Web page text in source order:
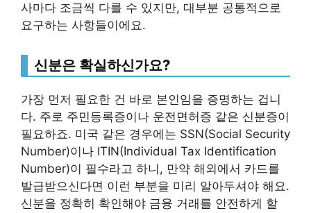
사마다 조금씩 다를 수 있지만, 대부분 공통적으로
요구하는 사항들이에요.
신분은 확실하신가요?
가장 먼저 필요한 건 바로 본인임을 증명하는 겁니
다. 주로 주민등록증이나 운전면허증 같은 신분증이
필요하죠. 미국 같은 경우에는 SSN(Social Security
Number)이나 ITIN(Individual Tax Identification
Number)이 필수라고 하니, 만약 해외에서 카드를
발급받으신다면 이런 부분을 미리 알아두셔야 해요.
신분을 정확히 확인해야 금융 거래를 안전하게 할